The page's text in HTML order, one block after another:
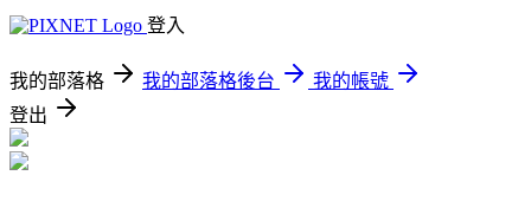
登入
我的部落格 我的部落格後台
我的帳號
登出